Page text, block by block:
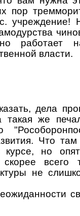
учреждение!
работает
власти.
дела
такая же
Что
но
всего
не